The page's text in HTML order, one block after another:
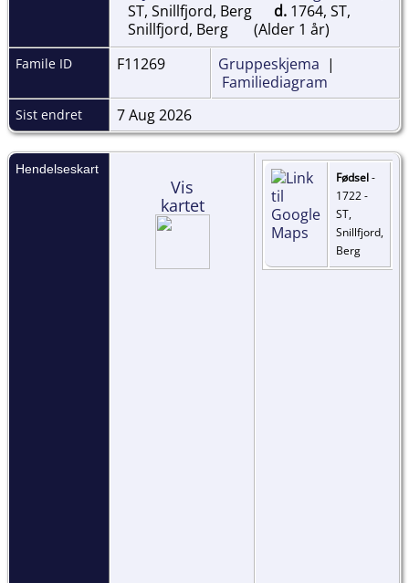
ST, Snillfjord, Berg
d. 1764, ST,
Snillfjord, Berg
(Alder 1 år)
Famile ID F11269 Gruppeskjema |
Familiediagram
Sist endret 7 Aug 2026
Hendelseskart
Vis
kartet
Fødsel-
1722 -
ST,
Snillfjord,
Berg